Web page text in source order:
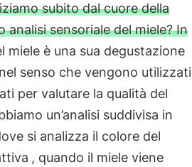
subito dal cuore della
analisi sensoriale del miele? In
miele è una sua degustazione
senso che vengono utilizzati
per valutare la qualità del
un’analisi suddivisa in
si analizza il colore del
, quando il miele viene